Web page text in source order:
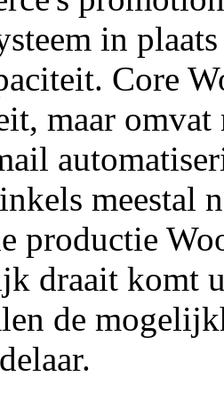
in
Core
maar
meestal
productie
draait komt
de